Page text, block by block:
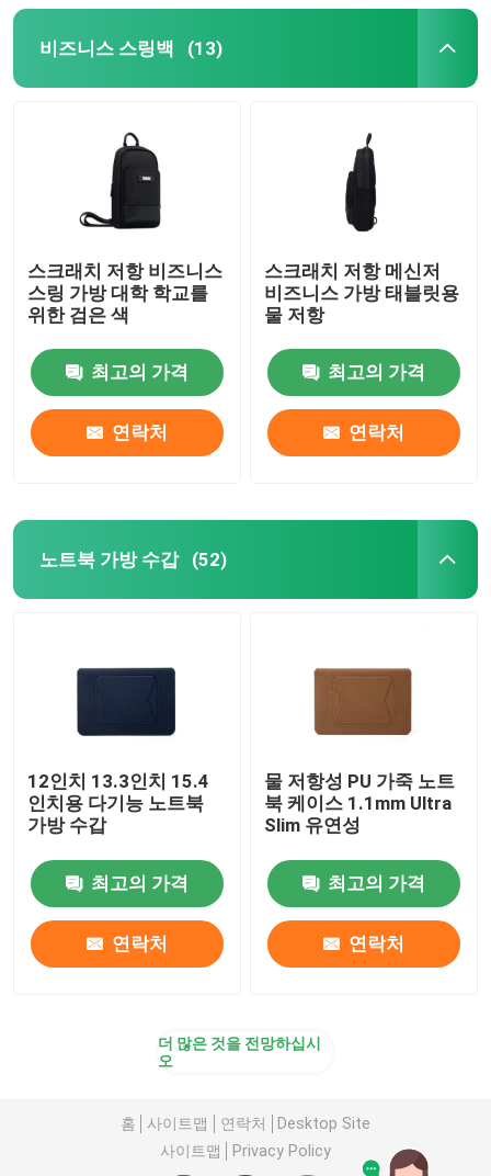
비즈니스 스링백 (13)
스크래치 저항 비즈니스
스링 가방 대학 학교를
위한 검은 색
최고의 가격
연락처
스크래치 저항 메신저
비즈니스 가방 태블릿용
물 저항
최고의 가격
연락처
노트북 가방 수갑 (52)
12인치 13.3인치 15.4
인치용 다기능 노트북
가방 수갑
최고의 가격
연락처
물 저항성 PU 가죽 노트
북 케이스 1.1mm Ultra
Slim 유연성
최고의 가격
연락처
더 많은 것을 전망하십시
오
홈 사이트맵 연락처
Desktop Site
사이트맵
Privacy Policy